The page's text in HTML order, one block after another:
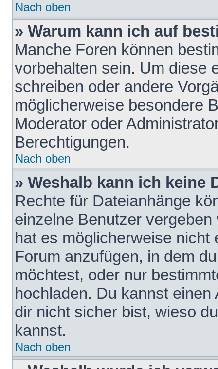
Nach oben
» Warum kann ich auf
Manche Foren können
vorbehalten sein. Um diese
schreiben oder andere
möglicherweise besondere
Moderator oder
Berechtigungen.
Nach oben
» Weshalb kann ich keine
Rechte für Dateianhänge
einzelne Benutzer
hat es möglicherweise nicht
Forum anzufügen, in dem
möchtest, oder nur
hochladen. Du kannst
dir nicht sicher bist, wieso
kannst.
Nach oben